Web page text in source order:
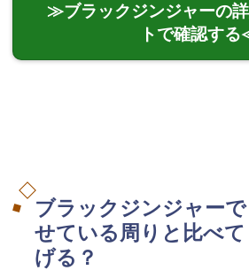
≫ブラックジンジャーの
トで確認す
ブラックジンジャー
せている周りと比べ
げる？